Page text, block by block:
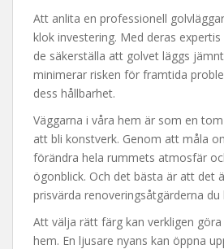
Att anlita en professionell
klok investering. Med deras
de säkerställa att golvet läggs
minimerar risken för framtida
dess hållbarhet.
Väggarna i våra hem är som en
att bli konstverk. Genom att måla
förändra hela rummets atmosfär
ögonblick. Och det bästa är att det
prisvärda renoveringsåtgärderna du
Att välja rätt färg kan verkligen
hem. En ljusare nyans kan öppna